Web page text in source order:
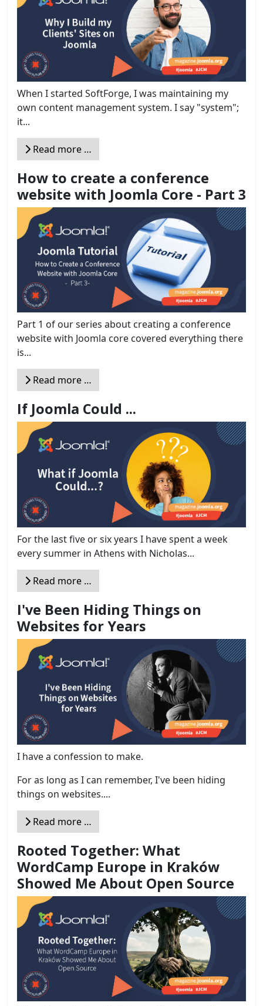
When I started SoftForge, I was maintaining my
own content management system. I say "system";
it...
Read more …
How to create a conference
website with Joomla Core - Part 3
Part 1 of our series about creating a conference
website with Joomla core covered everything there
is...
Read more …
If Joomla Could ...
For the last five or six years I have spent a week
every summer in Athens with Nicholas...
Read more …
I've Been Hiding Things on
Websites for Years
I have a confession to make.
For as long as I can remember, I've been hiding
things on websites....
Read more …
Rooted Together: What
WordCamp Europe in Kraków
Showed Me About Open Source